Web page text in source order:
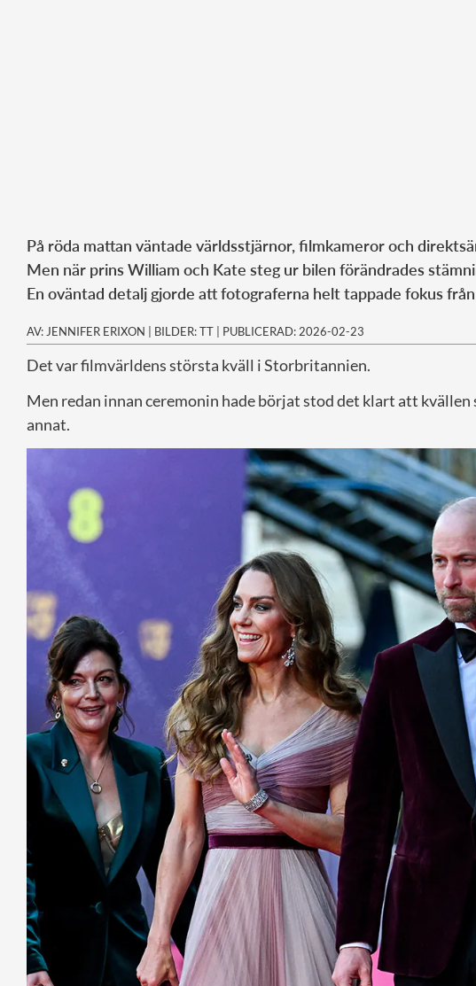
På röda mattan väntade världsstjärnor, filmkameror och
Men när prins William och Kate steg ur bilen förändrades
En oväntad detalj gjorde att fotograferna helt tappade fokus
AV: JENNIFER ERIXON | BILDER: TT | PUBLICERAD: 2026-02-23
Det var filmvärldens största kväll i Storbritannien.
Men redan innan ceremonin hade börjat stod det klart att kvällen
annat.